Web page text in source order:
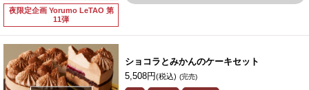
夜限定企画 Yorumo LeTAO 第
11弾
ショコラとみかんのケーキセット
5,508円(税込) (完売)